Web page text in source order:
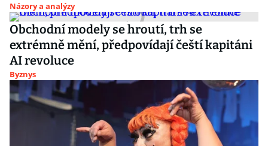
Názory a analýzy
Obchodní modely se hroutí, trh se
extrémně mění, předpovídají čeští kapitáni
AI revoluce
Byznys